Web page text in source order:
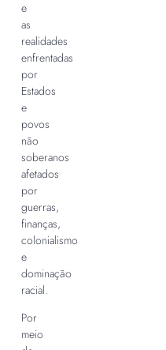
e
as
realidades
enfrentadas
por
Estados
e
povos
não
soberanos
afetados
por
guerras,
finanças,
colonialismo
e
dominação
racial.
Por
meio